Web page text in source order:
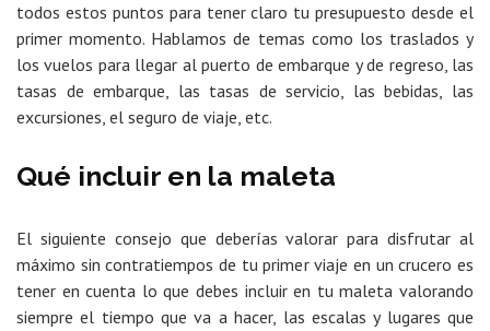
todos estos puntos para tener claro tu presupuesto desde el
primer momento. Hablamos de temas como los traslados y
los vuelos para llegar al puerto de embarque y de regreso, las
tasas de embarque, las tasas de servicio, las bebidas, las
excursiones, el seguro de viaje, etc.
Qué incluir en la maleta
El siguiente consejo que deberías valorar para disfrutar al
máximo sin contratiempos de tu primer viaje en un crucero es
tener en cuenta lo que debes incluir en tu maleta valorando
siempre el tiempo que va a hacer, las escalas y lugares que